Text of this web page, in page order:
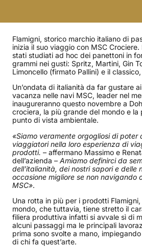
Flamigni, storico marchio italiano di
inizia il suo viaggio con MSC Crociere.
stati studiati ad hoc dei panettoni in
grammi nei gusti: Spritz, Martini, Gin
Limoncello (firmato Pallini) e il
Un’ondata di italianità da far gustare
vacanza nelle navi MSC, leader nel
inaugureranno questo novembre a
crociera, la più grande del mondo e la
punto di vista ambientale.
«Siamo veramente orgogliosi di poter
viaggiatori nella loro esperienza di
prodotti. – affermano Massimo e
dell’azienda – Amiamo definirci da
dell’italianità, dei nostri sapori e delle
occasione migliore se non navigando
MSC».
Una rotta in più per i prodotti
mondo, che tuttavia, tiene stretto il
filiera produttiva infatti si avvale sì di
alcuni passaggi ma le principali
prima sono svolte a mano,
di chi fa quest’arte.